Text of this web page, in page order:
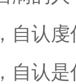
自认
自认